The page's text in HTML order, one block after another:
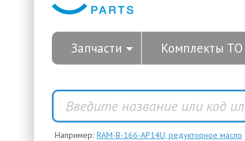
Запчасти Комплекты ТО
Например: RAM-B-166-AP14U, редукторное масло